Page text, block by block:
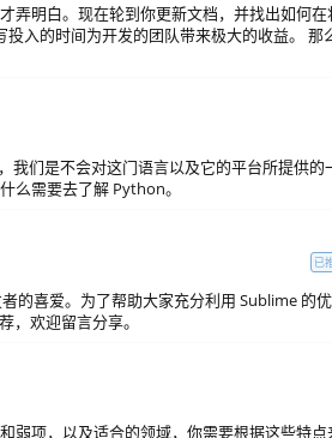
弄明白。现在轮到你更新文档，并找出如何在
入的时间为开发的团队带来极大的收益。 那
我们是不会对这门语言以及它的平台所提供的
么需要去了解 Python。
已
的喜爱。为了帮助大家充分利用 Sublime 的优
，欢迎留言分享。
弱项，以及适合的领域，你需要根据这些特点